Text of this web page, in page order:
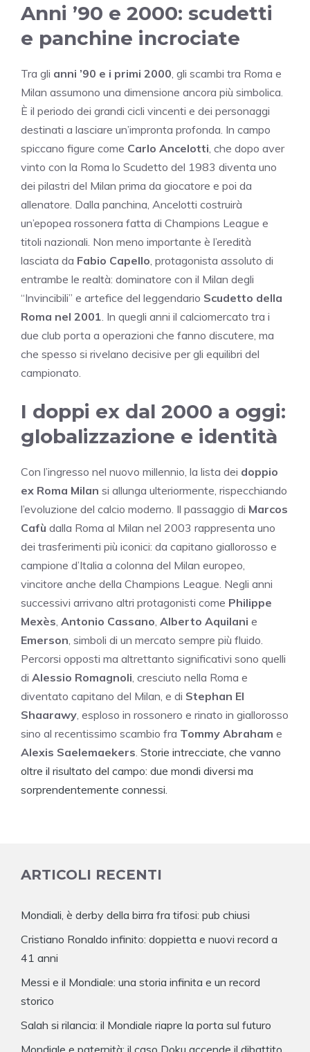
Anni ’90 e 2000: scudetti
e panchine incrociate
Tra gli anni ’90 e i primi 2000 , gli scambi tra Roma e
Milan assumono una dimensione ancora più simbolica.
È il periodo dei grandi cicli vincenti e dei personaggi
destinati a lasciare un’impronta profonda. In campo
spiccano figure come Carlo Ancelotti , che dopo aver
vinto con la Roma lo Scudetto del 1983 diventa uno
dei pilastri del Milan prima da giocatore e poi da
allenatore. Dalla panchina, Ancelotti costruirà
un’epopea rossonera fatta di Champions League e
titoli nazionali. Non meno importante è l’eredità
lasciata da Fabio Capello , protagonista assoluto di
entrambe le realtà: dominatore con il Milan degli
“Invincibili” e artefice del leggendario Scudetto della
Roma nel 2001 . In quegli anni il calciomercato tra i
due club porta a operazioni che fanno discutere, ma
che spesso si rivelano decisive per gli equilibri del
campionato.
I doppi ex dal 2000 a oggi:
globalizzazione e identità
Con l’ingresso nel nuovo millennio, la lista dei doppio
ex Roma Milan si allunga ulteriormente, rispecchiando
l’evoluzione del calcio moderno. Il passaggio di Marcos
Cafù dalla Roma al Milan nel 2003 rappresenta uno
dei trasferimenti più iconici: da capitano giallorosso e
campione d’Italia a colonna del Milan europeo,
vincitore anche della Champions League. Negli anni
successivi arrivano altri protagonisti come Philippe
Mexès Antonio Cassano Alberto Aquilani e
Emerson , simboli di un mercato sempre più fluido.
Percorsi opposti ma altrettanto significativi sono quelli
di Alessio Romagnoli , cresciuto nella Roma e
diventato capitano del Milan, e di Stephan El
Shaarawy , esploso in rossonero e rinato in giallorosso
sino al recentissimo scambio fra Tommy Abraham e
Alexis Saelemaekers Storie intrecciate, che vanno
oltre il risultato del campo: due mondi diversi ma
sorprendentemente connessi.
ARTICOLI RECENTI
Mondiali, è derby della birra fra tifosi: pub chiusi
Cristiano Ronaldo infinito: doppietta e nuovi record a
41 anni
Messi e il Mondiale: una storia infinita e un record
storico
Salah si rilancia: il Mondiale riapre la porta sul futuro
Mondiale e paternità: il caso Doku accende il dibattito